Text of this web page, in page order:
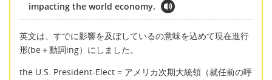
impacting the world economy.
英文は、すでに影響を及ぼしているの意味を込めて現在進行
形(be＋動詞ing）にしました。
the U.S. President-Elect = アメリカ次期大統領（就任前の呼